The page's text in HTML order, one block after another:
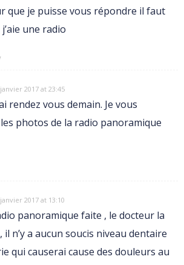
que je puisse vous répondre il faut
une radio
2017 at 23:45
rendez vous demain. Je vous
photos de la radio panoramique
2017 at 13:10
panoramique faite , le docteur la
il n’y a aucun soucis niveau dentaire
qui causerai cause des douleurs au